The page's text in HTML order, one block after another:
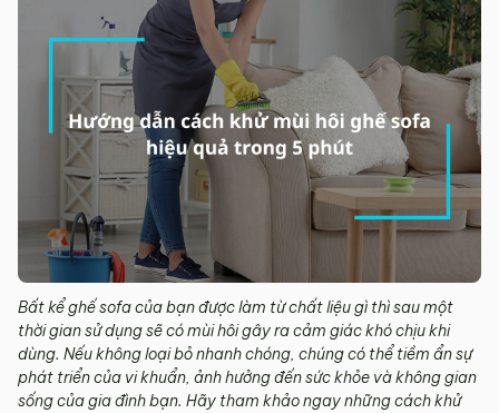
Bất kể ghế sofa của bạn được làm từ chất liệu gì thì sau một
thời gian sử dụng sẽ có mùi hôi gây ra cảm giác khó chịu khi
dùng. Nếu không loại bỏ nhanh chóng, chúng có thể tiềm ẩn sự
phát triển của vi khuẩn, ảnh hưởng đến sức khỏe và không gian
sống của gia đình bạn. Hãy tham khảo ngay những cách khử